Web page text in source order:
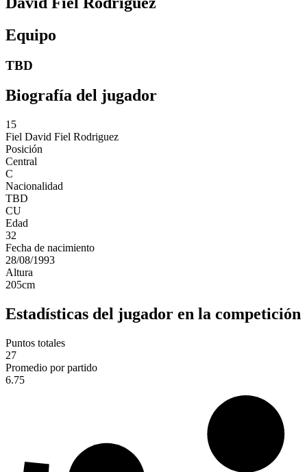
Equipo
TBD
Biografía del jugador
15
Fiel David Fiel Rodriguez
Posición
Central
C
Nacionalidad
TBD
CU
Edad
32
Fecha de nacimiento
28/08/1993
Altura
205cm
Estadísticas del jugador en la competición
Puntos totales
27
Promedio por partido
6.75